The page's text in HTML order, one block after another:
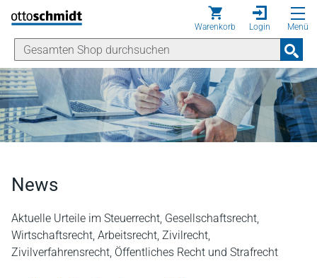
Direkt zum Inhalt
Warenkorb Login Menü
News
Aktuelle Urteile im Steuerrecht, Gesellschaftsrecht,
Wirtschaftsrecht, Arbeitsrecht, Zivilrecht,
Zivilverfahrensrecht, Öffentliches Recht und Strafrecht